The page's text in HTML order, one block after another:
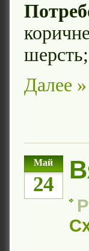
Далее »
Май
24